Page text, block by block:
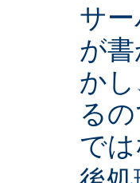
サ
が
か
る
では